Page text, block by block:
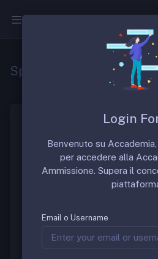
Specializzazione in
Lavoro” è una scuola di
ambita. La durata della scuola è
Gruppo di
Per discutere sulle sedi
scuola è possibile richiedere
Login
Benvenuto su
per accedere alla
Ammissione. Supera il
Email o Username